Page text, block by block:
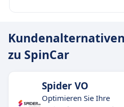
Kundenalternativen
zu SpinCar
Spider VO
Optimieren Sie Ihre